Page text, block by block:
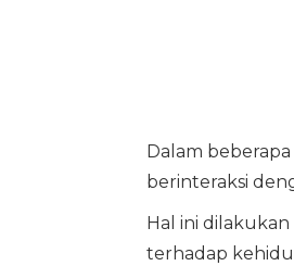
Dalam
berinteraksi
Hal ini
terhadap